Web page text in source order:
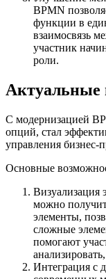
BPMN
функции в
взаимосвязь
участник
роли.
Актуальные
С модернизацией
опций, стал
управления бизнес-
Основные
Визуализация
можно
элементы,
сложные
помогают
Интеграция с